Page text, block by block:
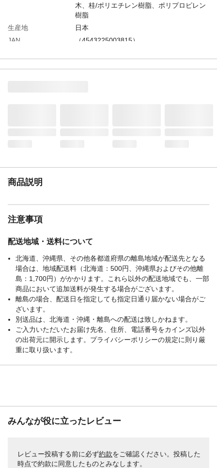
木、桂/ポリエチレン樹脂、ポリプロピレン
樹脂
生産地
日本
JAN
（4543225003815）
商品説明
注意事項
配送地域・送料について
北海道、沖縄県、その他各都道府県の離島地域が配送先となる
場合は、地域配送料（北海道：500円、沖縄県およびその他離
島：1,700円）がかかります。これら以外の配送地域でも、一部
商品において追加送料が発生する場合がございます。
離島の場合、配送日を指定しても指定日通り届かない場合がご
ざいます。
別送品は、北海道・沖縄・離島への配送は致しかねます。
ご入力いただいたお届け先名、住所、電話番号をカインズ以外
の出荷元に開示します。プライバシーポリシーの規定に則り厳
重に取り扱います。
みんなが役に立ったレビュー
レビュー投稿する前に必ず約款をご確認ください。投稿した
時点で約款に同意したものとみなします。